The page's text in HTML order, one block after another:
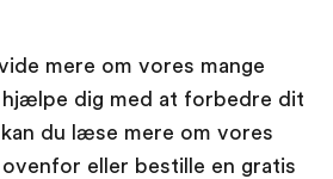
mere om vores mange
dig med at forbedre dit
kan du læse mere om vores
eller bestille en gratis